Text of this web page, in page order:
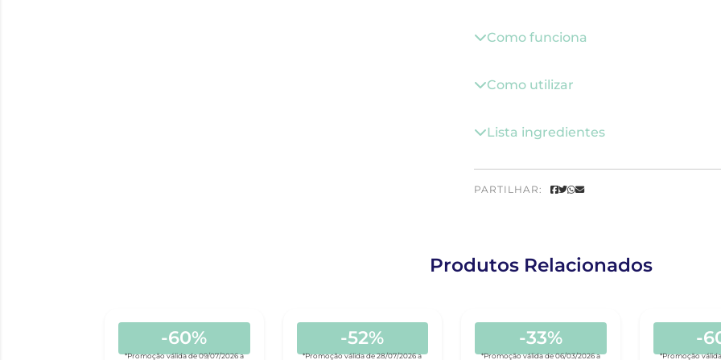
Como funciona
Como utilizar
Lista ingredientes
PARTILHAR:
Produtos Relacionados
-60%
*Promoção válida de 09/07/2026 a
-52%
*Promoção válida de 28/07/2026 a
-33%
*Promoção válida de 06/03/2026 a
-
*Promoção